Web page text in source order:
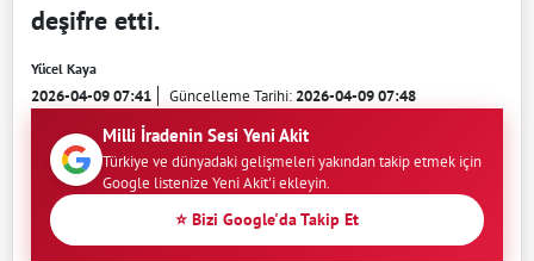
deşifre etti.
Yücel Kaya
2026-04-09 07:41 Güncelleme Tarihi:2026-04-09 07:48
Milli İradenin Sesi Yeni Akit
Türkiye ve dünyadaki gelişmeleri yakından takip etmek için
Google listenize Yeni Akit'i ekleyin.
⭐ Bizi Google'da Takip Et